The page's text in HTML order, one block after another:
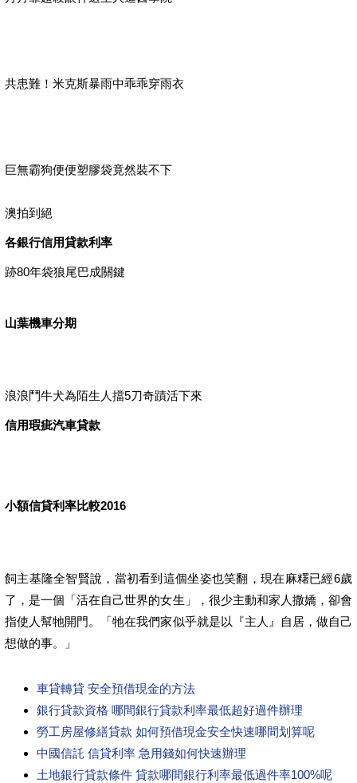
共患難！米克斯暴雨中乖乖穿雨衣
巨無霸狗便便塑膠袋竟然裝不下
澳拍到絕
各銀行信用貸款利率
跡80年袋狼尾巴成關鍵
山葉機車分期
浪浪鬥牛犬為陌生人擋5刀奇蹟活下來
信用瑕疵汽車貸款
小額信貸利率比較2016
飼主基隆全智賢說，當初看到這個坐姿也笑翻，現在麻糬已經6歲
了，是一個「活在自己世界的女生」，很少主動和家人撒嬌，卻會
指使人幫牠開門。「牠在我們家似乎就是以『主人』自居，做自己
想做的事。」
車貸轉貸 安全預借現金的方法
銀行貸款資格 哪間銀行貸款利率最低超好過件辦理
勞工房屋修繕貸款 如何預借現金安全快速哪間划算呢
中國信託 信貸利率 急用錢如何快速辦理
土地銀行貸款條件 貸款哪間銀行利率最低過件率100%呢